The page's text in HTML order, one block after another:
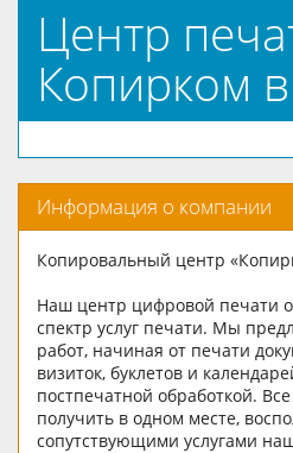
Центр
Копирком
Информация о компании
Копировальный центр
Наш центр цифровой печати
спектр услуг печати. Мы
работ, начиная от печати
визиток, буклетов и
постпечатной обработкой.
получить в одном месте,
сопутствующими услугами